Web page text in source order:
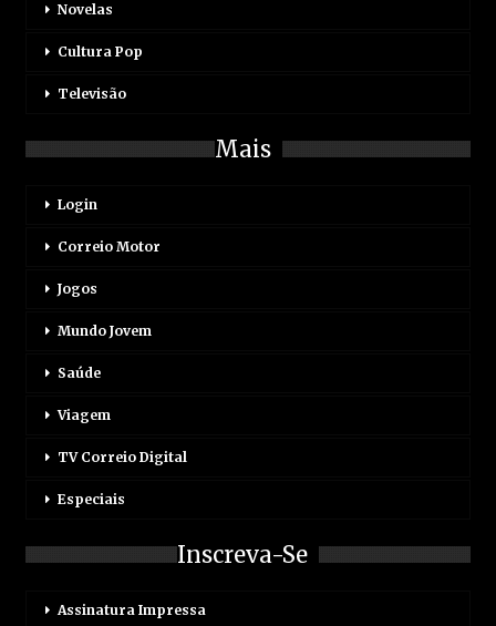
Novelas
Cultura Pop
Televisão
Mais
Login
Correio Motor
Jogos
Mundo Jovem
Saúde
Viagem
TV Correio Digital
Especiais
Inscreva-Se
Assinatura Impressa